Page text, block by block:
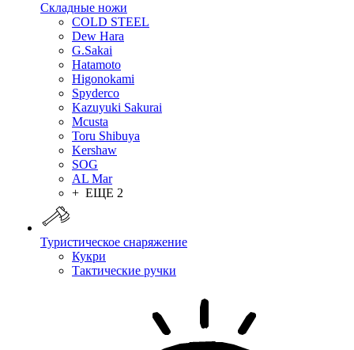
Складные ножи
COLD STEEL
Dew Hara
G.Sakai
Hatamoto
Higonokami
Spyderco
Kazuyuki Sakurai
Mcusta
Toru Shibuya
Kershaw
SOG
AL Mar
+ ЕЩЕ 2
Туристическое снаряжение
Кукри
Тактические ручки